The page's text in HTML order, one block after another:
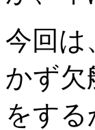
今回は
かず欠
をす